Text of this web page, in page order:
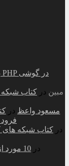
مبین در کتاب شبکه
مسعود واعظ در
در کتاب شبکه های
در 10 مورد از ویژگی ها و ترفندهای اپل موزیک